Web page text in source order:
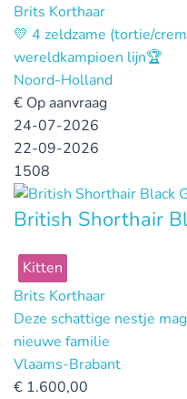
Brits Korthaar
💛 4 zeldzame (tortie/
wereldkampioen lijn🏆
Noord-Holland
€ Op aanvraag
24-07-2026
22-09-2026
1508
British Shorthair
Kitten
Brits Korthaar
Deze schattige nestje
nieuwe familie
Vlaams-Brabant
€ 1.600,00